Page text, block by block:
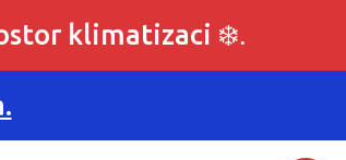
klimatizaci ❄️.